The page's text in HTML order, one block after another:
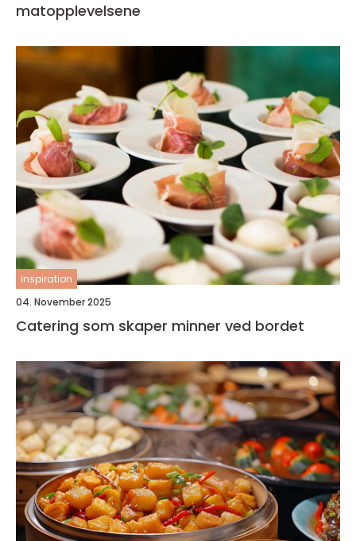
matopplevelsene
inspiration
04. November 2025
Catering som skaper minner ved bordet